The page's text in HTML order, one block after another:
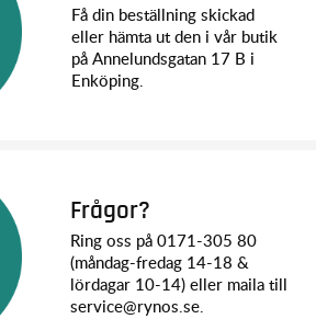
Få din beställning skickad
eller hämta ut den i vår butik
på Annelundsgatan 17 B i
Enköping.
Frågor?
Ring oss på 0171-305 80
(måndag-fredag 14-18 &
lördagar 10-14) eller maila till
service@rynos.se.